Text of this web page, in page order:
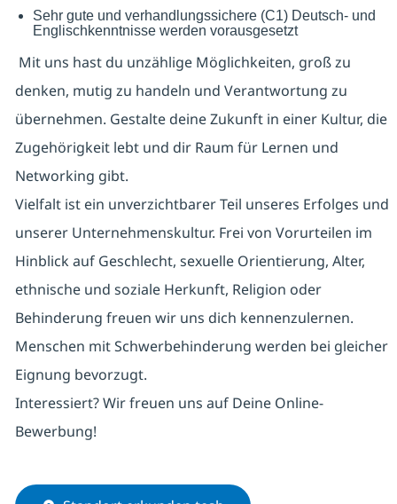
Sehr gute und verhandlungssichere (C1) Deutsch- und
Englischkenntnisse werden vorausgesetzt
Mit uns hast du unzählige Möglichkeiten, groß zu
denken, mutig zu handeln und Verantwortung zu
übernehmen. Gestalte deine Zukunft in einer Kultur, die
Zugehörigkeit lebt und dir Raum für Lernen und
Networking gibt.
Vielfalt ist ein unverzichtbarer Teil unseres Erfolges und
unserer Unternehmenskultur. Frei von Vorurteilen im
Hinblick auf Geschlecht, sexuelle Orientierung, Alter,
ethnische und soziale Herkunft, Religion oder
Behinderung freuen wir uns dich kennenzulernen.
Menschen mit Schwerbehinderung werden bei gleicher
Eignung bevorzugt.
Interessiert? Wir freuen uns auf Deine Online-
Bewerbung!